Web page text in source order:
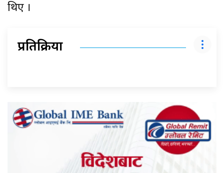
थिए ।
प्रतिक्रिया